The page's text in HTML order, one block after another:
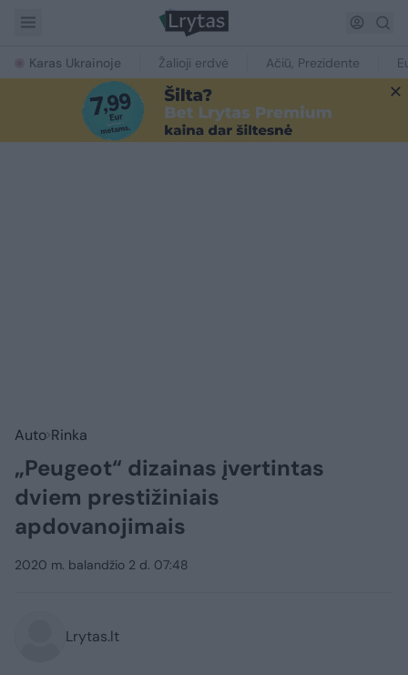
Karas Ukrainoje Žalioji erdvė Ačiū, Prezidente
Auto Rinka
„Peugeot“ dizainas įvertintas
dviem prestižiniais
apdovanojimais
2020 m. balandžio 2 d. 07:48
Lrytas.lt